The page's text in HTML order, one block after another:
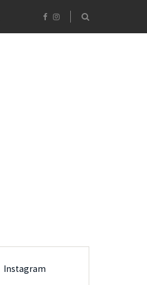
Instagram